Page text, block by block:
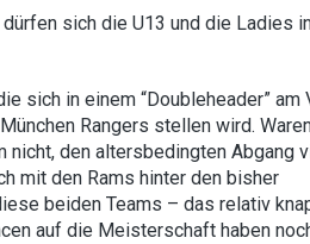
sich die U13 und die Ladies
sich in einem “Doubleheader” am
Rangers stellen wird.
den altersbedingten Abgang
mit den Rams hinter den bisher
beiden Teams – das relativ
auf die Meisterschaft haben